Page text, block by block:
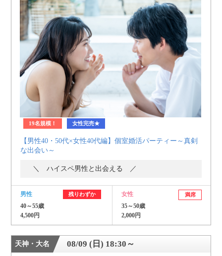
19名規模！ 女性完売★
【男性40・50代×女性40代編】個室婚活パーティー～真剣
な出会い～
＼ ハイスペ男性と出会える ／
男性 残りわずか
40～55歳
4,500円
女性 満席
35～50歳
2,000円
天神・大名 08/09 (日) 18:30～